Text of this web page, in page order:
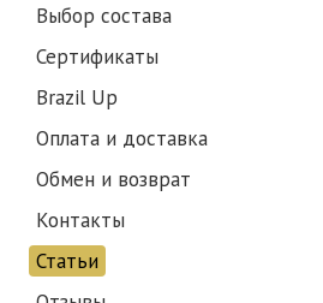
Выбор состава
Сертификаты
Brazil Up
Оплата и доставка
Обмен и возврат
Контакты
Статьи